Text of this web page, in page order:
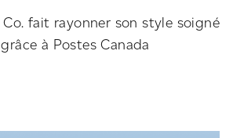
fait rayonner son style soigné
à Postes Canada